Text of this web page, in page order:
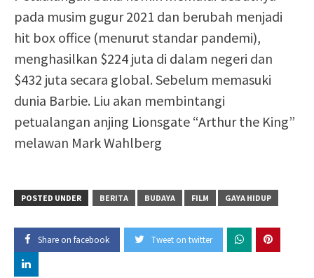
pada musim gugur 2021 dan berubah menjadi
hit box office (menurut standar pandemi),
menghasilkan $224 juta di dalam negeri dan
$432 juta secara global. Sebelum memasuki
dunia Barbie. Liu akan membintangi
petualangan anjing Lionsgate “Arthur the King”
melawan Mark Wahlberg
POSTED UNDER BERITA BUDAYA FILM GAYA HIDUP
Share on facebook Tweet on twitter